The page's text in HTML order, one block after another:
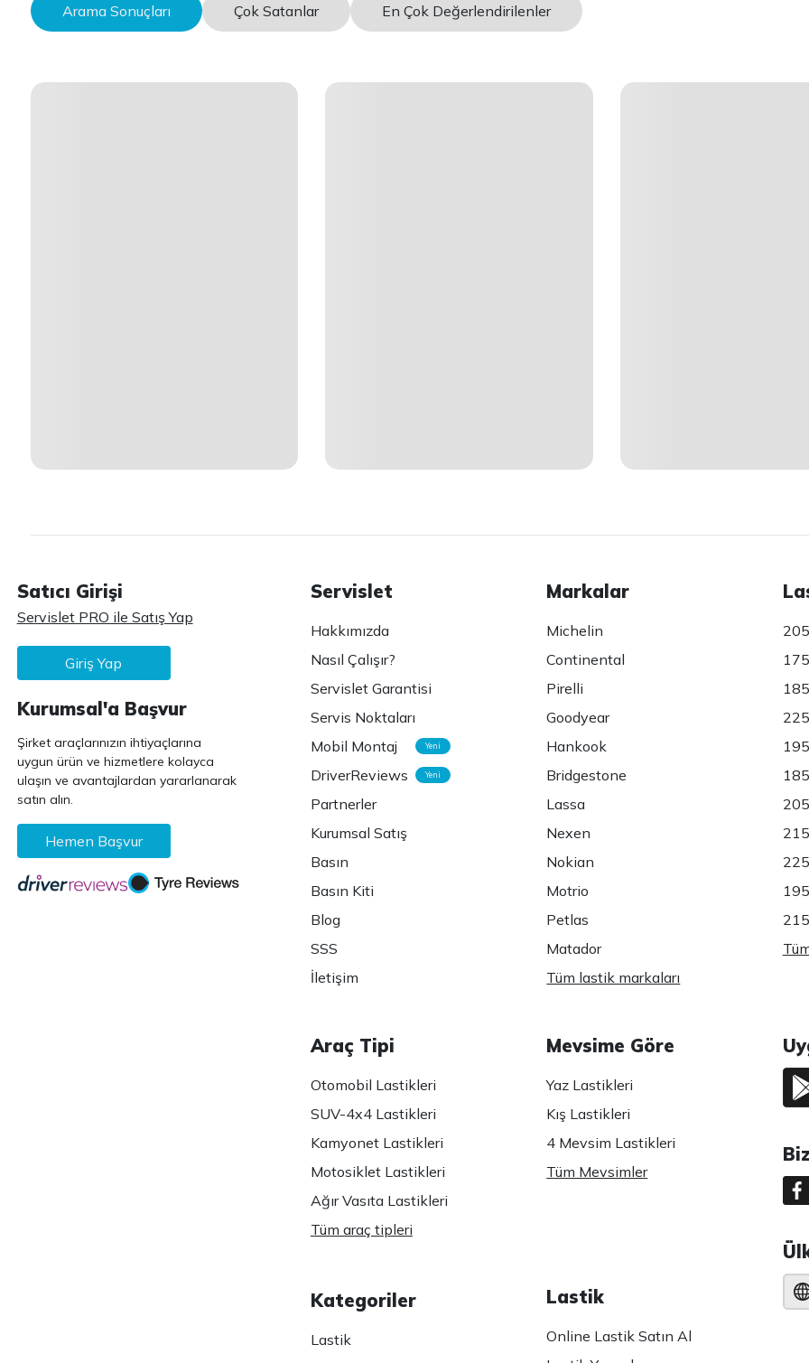
Arama Sonuçları Çok Satanlar En Çok Değerlendirilenler
Satıcı Girişi
Servislet PRO ile Satış Yap
Giriş Yap
Kurumsal'a Başvur
Şirket araçlarınızın ihtiyaçlarına
uygun ürün ve hizmetlere kolayca
ulaşın ve avantajlardan yararlanarak
satın alın.
Hemen Başvur
Servislet
Hakkımızda
Nasıl Çalışır?
Servislet Garantisi
Servis Noktaları
Mobil Montaj
Yeni
DriverReviews Yeni
Partnerler
Kurumsal Satış
Basın
Basın Kiti
Blog
SSS
İletişim
Markalar
Michelin
Continental
Pirelli
Goodyear
Hankook
Bridgestone
Lassa
Nexen
Nokian
Motrio
Petlas
Matador
Tüm lastik markaları
Araç Tipi
Otomobil Lastikleri
SUV-4x4 Lastikleri
Kamyonet Lastikleri
Motosiklet Lastikleri
Ağır Vasıta Lastikleri
Tüm araç tipleri
Kategoriler
Lastik
Mevsime Göre
Yaz Lastikleri
Kış Lastikleri
4 Mevsim Lastikleri
Tüm Mevsimler
Lastik
Online Lastik Satın Al